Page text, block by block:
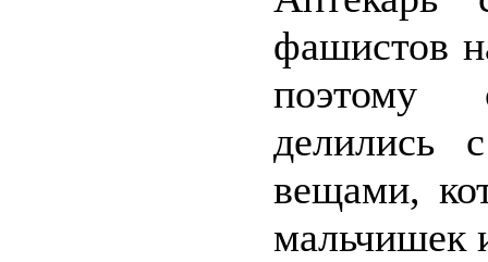
фашистов
поэтому
делились
вещами,
мальчишек